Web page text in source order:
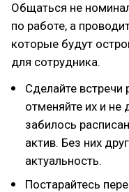
Общаться не
по работе, а
которые будут
для сотрудника.
Сделайте
отменяйте их и не
забилось
актив. Без них
актуальность.
Постарайтесь